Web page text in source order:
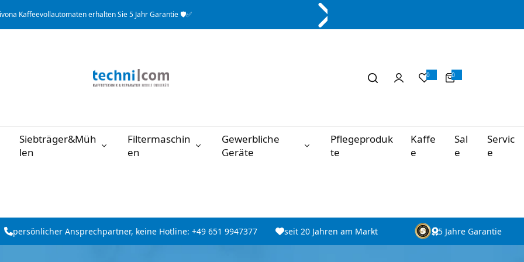
Kaffeevollautomaten erhalten Sie 5 Jahr Garantie 🛡️✅
0 0
0
A
Siebträger&Müh
len
Filtermaschin
en
Gewerbliche
Geräte
Pflegeproduk
te
Kaffe
e
Sal
e
Servic
e
persönlicher Ansprechpartner, keine Hotline: +49 651 9947377 seit 20 Jahren am Markt 5 Jahre Garantie